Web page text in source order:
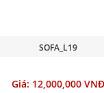
SOFA_L19
Giá: 12,000,000 VNĐ